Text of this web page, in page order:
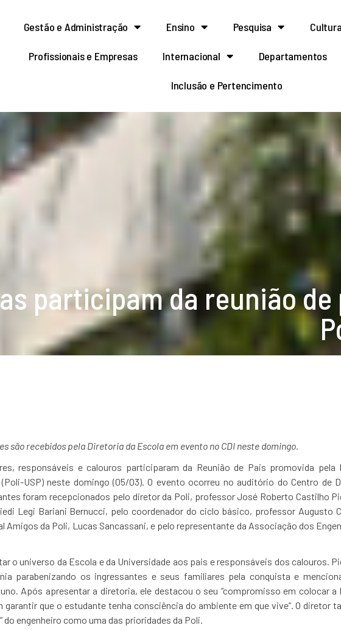
Gestão e Administração Ensino Pesquisa
Profissionais e Empresas Internacional Departamentos
Inclusão e Pertencimento
participam da reunião de
são recebidos pela Diretoria da Escola em evento no CDI neste domingo.
responsáveis e calouros participaram da Reunião de Pais promovida pela
USP) neste domingo (05/03). O evento ocorreu no auditório do Centro de
foram recepcionados pelo diretor da Poli, professor José Roberto Castilho
Legi Bariani Bernucci, pelo coordenador do ciclo básico, professor Augusto
Amigos da Poli, Lucas Sancassani, e pelo representante da Associação dos
o universo da Escola e da Universidade aos pais e responsáveis dos calouros.
parabenizando os ingressantes e seus familiares pela conquista e
Após apresentar a diretoria, ele destacou o seu “compromisso em colocar a
que o estudante tenha consciência do ambiente em que vive”. O diretor
do engenheiro como uma das prioridades da Poli.